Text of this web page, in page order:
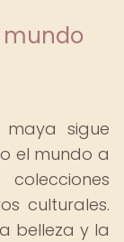
mundo
sigue
el mundo a
culturales.
belleza y la